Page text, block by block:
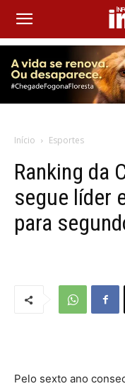
Início Esportes
Ranking da
segue líder
para
Pelo sexto ano